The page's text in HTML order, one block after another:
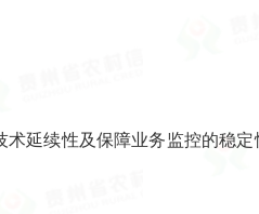
延续性及保障业务监控的稳定